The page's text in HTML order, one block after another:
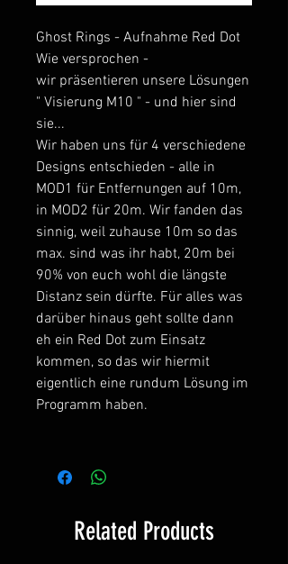
Ghost Rings - Aufnahme Red Dot
Wie versprochen -
wir präsentieren unsere Lösungen
" Visierung M10 " - und hier sind
sie...
Wir haben uns für 4 verschiedene
Designs entschieden - alle in
MOD1 für Entfernungen auf 10m,
in MOD2 für 20m. Wir fanden das
sinnig, weil zuhause 10m so das
max. sind was ihr habt, 20m bei
90% von euch wohl die längste
Distanz sein dürfte. Für alles was
darüber hinaus geht sollte dann
eh ein Red Dot zum Einsatz
kommen, so das wir hiermit
eigentlich eine rundum Lösung im
Programm haben.
Related Products